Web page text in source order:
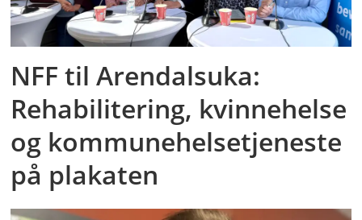
NFF til Arendalsuka:
Rehabilitering, kvinnehelse
og kommunehelsetjeneste
på plakaten